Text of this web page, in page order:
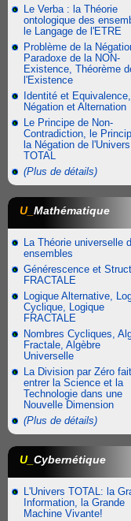
Le Verba : la Théorie
ontologique des
le Langage de l'ETRE
Problème de la
Paradoxe de la NON-
Existence, Théorème
l'Existence
Identité et Equivalence,
Négation et Alternation
Le Principe de Non-
Contradiction, le
la Négation de l'Univers
TOTAL
(Plus de détails)
U_ Mathématique
La Théorie universelle
ensembles
Générescence et
FRACTALE
Logique Alternative,
Cyclique, Logique
FRACTALE
Nombres Cycliques,
Fractale, Algèbre
Universelle
La Division par Zéro fait
entrer la Science et la
Technologie dans une
Nouvelle Dimension
(Plus de détails)
U_ Cybernétique
L'Univers TOTAL: la
Information, la Grande
Machine Vivante!